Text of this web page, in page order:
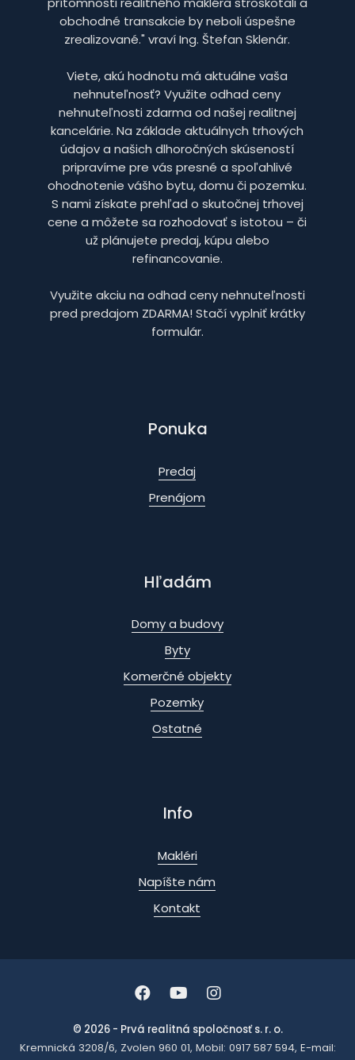
obchodné transakcie by neboli úspešne
zrealizované." vraví Ing. Štefan Sklenár.
Viete, akú hodnotu má aktuálne vaša
nehnuteľnosť? Využite odhad ceny
nehnuteľnosti zdarma od našej realitnej
kancelárie. Na základe aktuálnych trhových
údajov a našich dlhoročných skúseností
pripravíme pre vás presné a spoľahlivé
ohodnotenie vášho bytu, domu či pozemku.
S nami získate prehľad o skutočnej trhovej
cene a môžete sa rozhodovať s istotou – či
už plánujete predaj, kúpu alebo
refinancovanie.
Využite akciu na odhad ceny nehnuteľnosti
pred predajom ZDARMA! Stačí vyplniť krátky
formulár.
Ponuka
Predaj
Prenájom
Hľadám
Domy a budovy
Byty
Komerčné objekty
Pozemky
Ostatné
Info
Makléri
Napíšte nám
Kontakt
© 2026 - Prvá realitná spoločnosť s. r. o.
Kremnická 3208/6, Zvolen 960 01, Mobil: 0917 587 594, E-mail: